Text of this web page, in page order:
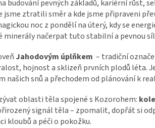
budování pevných základů, kariérní růst,
jsme ztratili směr a kde jsme připraveni
noc z pondělí na úterý, kdy se
minerály načerpat tuto stabilní a pevnou
Jahodovým úplňkem – tradiční
hojnost a sklizeň prvních plodů léta.
našich snů a přechodem od plánování k
oblasti těla spojené s Kozorohem:
signál těla – zpomalit, dopřát si
kloubů a péči o pokožku.